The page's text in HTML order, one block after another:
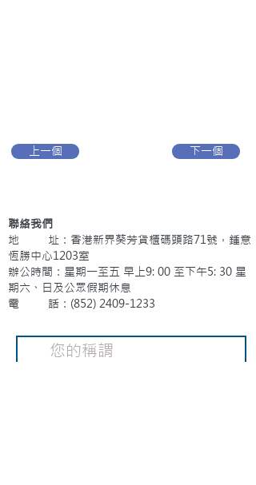
上一個 下一個
聯絡我們
地 址：香港新界葵芳貨櫃碼頭路71號，鍾意
恆勝中心1203室
辦公時間：星期一至五 早上9: 00 至下午5: 30 星
期六、日及公眾假期休息
電 話：(852) 2409-1233